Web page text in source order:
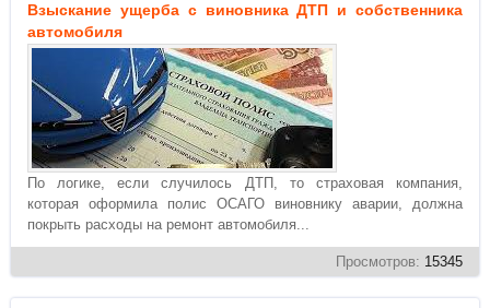
Взыскание ущерба с виновника ДТП и собственника
автомобиля
По логике, если случилось ДТП, то страховая компания,
которая оформила полис ОСАГО виновнику аварии, должна
покрыть расходы на ремонт автомобиля...
Просмотров: 15345